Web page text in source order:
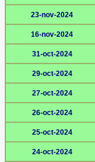
23-nov-2024
16-nov-2024
31-oct-2024
29-oct-2024
27-oct-2024
26-oct-2024
25-oct-2024
24-oct-2024